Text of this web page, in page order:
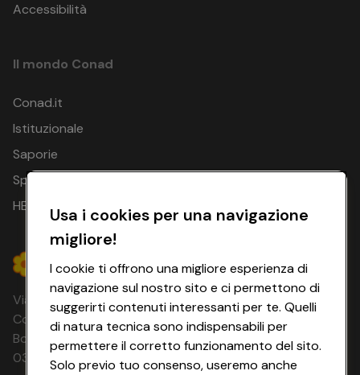
Accessibilità
Il mondo Conad
Conad.it
Istituzionale
Saporie
Spesa Online
HEYCONAD
Via Michelino, 59 | 40127 BOLOGNA
Codice Fiscale e Registro Imprese di
Bologna 00865960157 PARTITA IVA
03320960374 CONAD SOC. COOP.
Usa i cookies per una navigazione
migliore!
I cookie ti offrono una migliore esperienza di
navigazione sul nostro sito e ci permettono di
suggerirti contenuti interessanti per te. Quelli
di natura tecnica sono indispensabili per
permettere il corretto funzionamento del sito.
Solo previo tuo consenso, useremo anche